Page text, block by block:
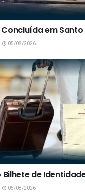
em Santo
05/08/2026
Bilhete de
05/08/2026